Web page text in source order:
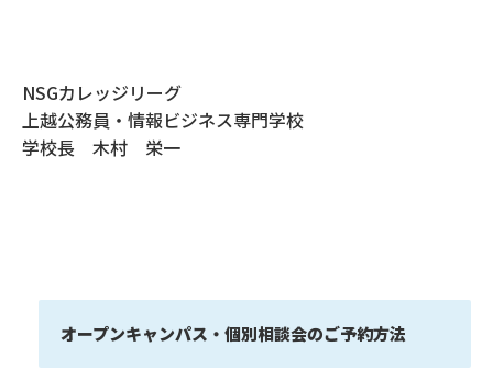
NSGカレッジリーグ
上越公務員・情報ビジネス専門学校
学校長 木村 栄一
オープンキャンパス・個別相談会のご予約方法